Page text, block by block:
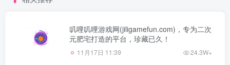
叽哩叽哩游戏网(jiligamefun.com)，专为二次
元肥宅打造的平台，珍藏已久！
11月17日 11:39 24.3W+